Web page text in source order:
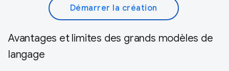
Démarrer la création
Avantages et limites des grands modèles de
langage